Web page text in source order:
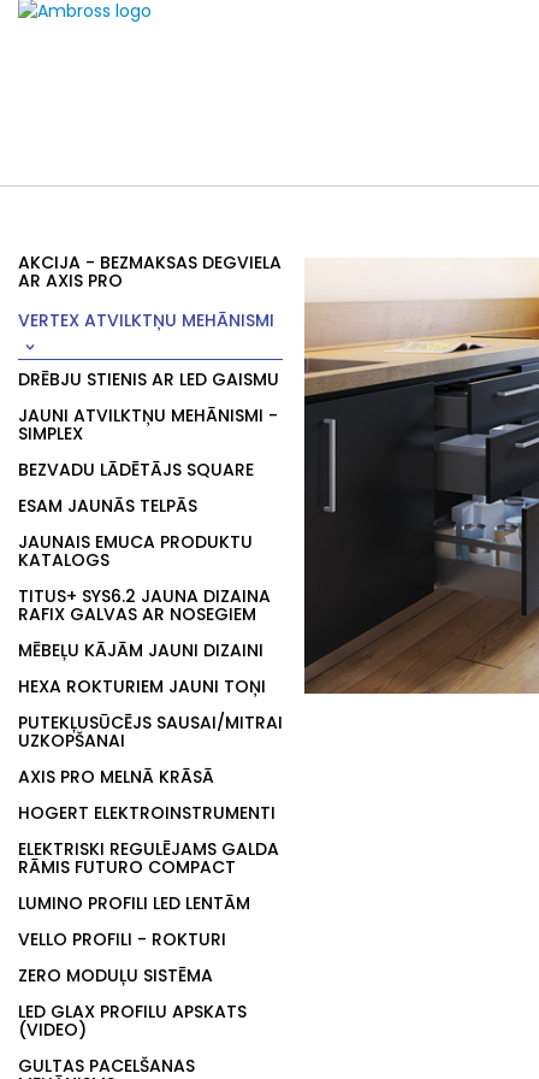
AKCIJA - BEZMAKSAS DEGVIELA
AR AXIS PRO
VERTEX ATVILKTŅU MEHĀNISMI
DRĒBJU STIENIS AR LED GAISMU
JAUNI ATVILKTŅU MEHĀNISMI -
SIMPLEX
BEZVADU LĀDĒTĀJS SQUARE
ESAM JAUNĀS TELPĀS
JAUNAIS EMUCA PRODUKTU
KATALOGS
TITUS+ SYS6.2 JAUNA DIZAINA
RAFIX GALVAS AR NOSEGIEM
MĒBEĻU KĀJĀM JAUNI DIZAINI
HEXA ROKTURIEM JAUNI TOŅI
PUTEKĻUSŪCĒJS SAUSAI/MITRAI
UZKOPŠANAI
AXIS PRO MELNĀ KRĀSĀ
HOGERT ELEKTROINSTRUMENTI
ELEKTRISKI REGULĒJAMS GALDA
RĀMIS FUTURO COMPACT
LUMINO PROFILI LED LENTĀM
VELLO PROFILI - ROKTURI
ZERO MODUĻU SISTĒMA
LED GLAX PROFILU APSKATS
(VIDEO)
GULTAS PACELŠANAS